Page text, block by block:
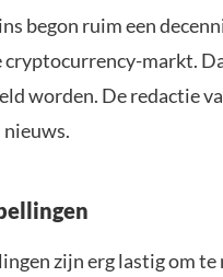
begon ruim een
cryptocurrency-markt.
worden. De redactie
zijn erg lastig om te